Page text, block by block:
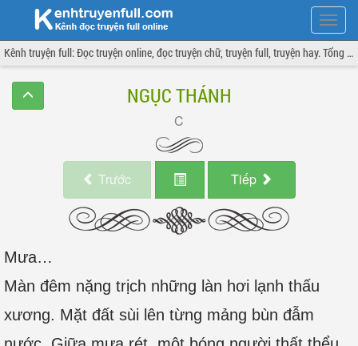
Hiện
menu
Kênh truyện full: Đọc truyện online, đọc truyện chữ, truyện full, truyện hay. Tổng hợp đầy đủ và cập nhật liên tục.
NGỤC THÁNH
Trước Tiếp
Mưa…
Màn đêm nặng trịch những làn hơi lạnh thấu
xương. Mặt đất sùi lên từng mảng bùn đẫm